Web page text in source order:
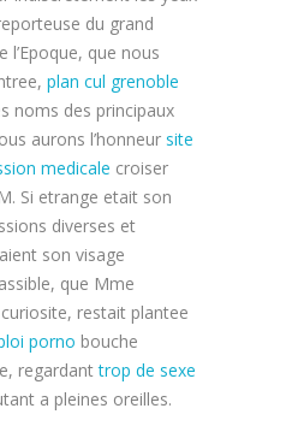
du grand
l’Epoque, que nous
plan cul grenoble
noms des principaux
aurons l’honneur site
medicale croiser
Si etrange etait son
diverses et
son visage
que Mme
restait plantee
porno bouche
regardanttrop de sexe
a pleines oreilles.